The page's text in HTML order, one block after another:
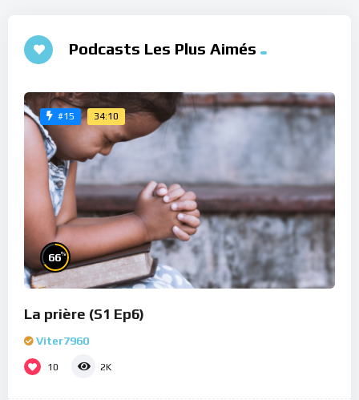
Podcasts Les Plus Aimés
#15 34:10
66%
La prière (S1 Ep6)
Viter7960
10 2K